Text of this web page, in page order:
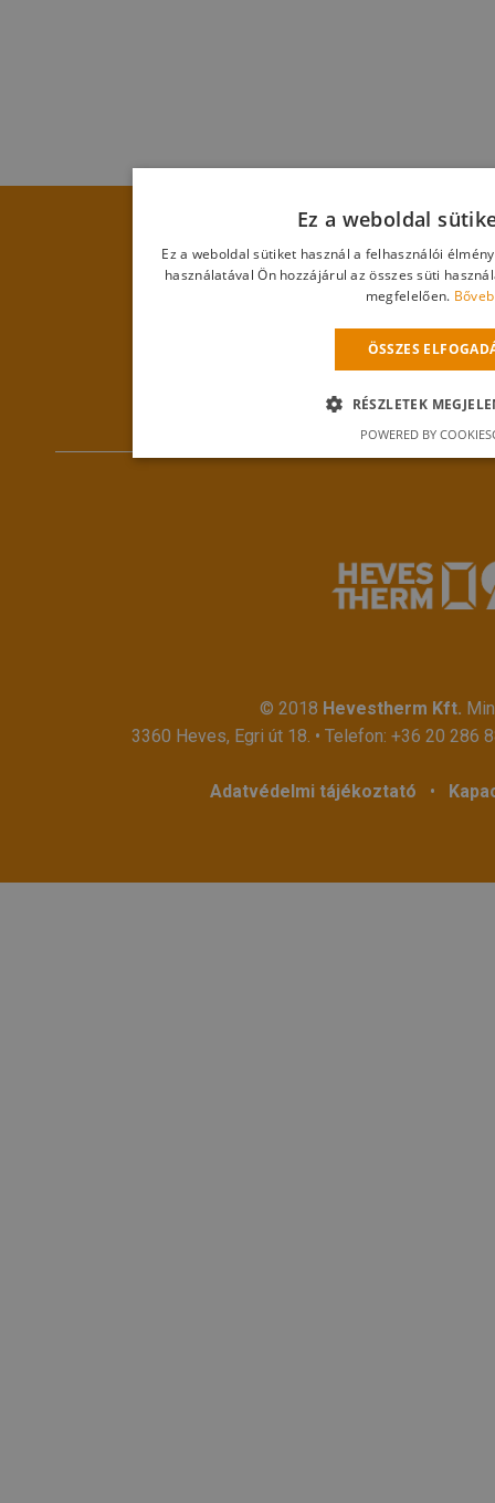
© 2018 Hevestherm Kft.
3360 Heves, Egri út 18. • Telefon: +36 20 286
Adatvédelmi tájékoztató •
Ez a weboldal
Ez a weboldal sütiket használ a felhasználói
használatával Ön hozzájárul az összes süti
megfelelően.
ÖSSZES
RÉSZLETEK
POWERED BY